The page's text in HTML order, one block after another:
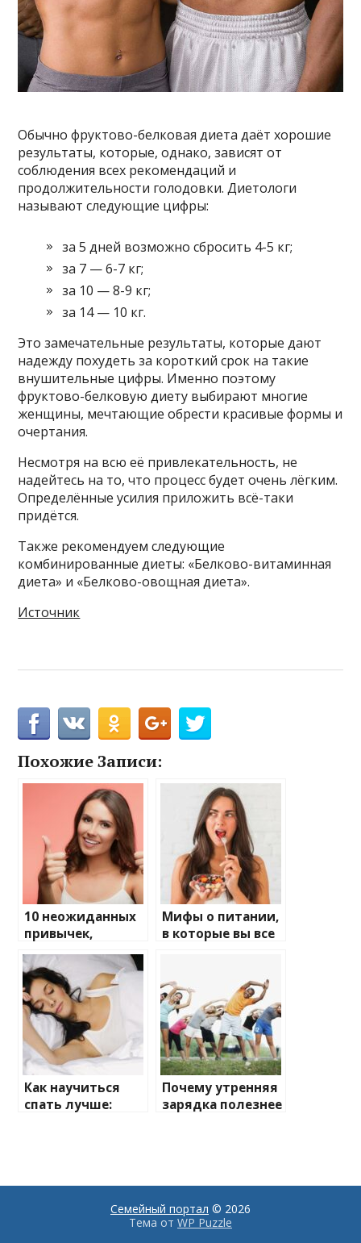
Обычно фруктово-белковая диета даёт хорошие
результаты, которые, однако, зависят от
соблюдения всех рекомендаций и
продолжительности голодовки. Диетологи
называют следующие цифры:
за 5 дней возможно сбросить 4-5 кг;
за 7 — 6-7 кг;
за 10 — 8-9 кг;
за 14 — 10 кг.
Это замечательные результаты, которые дают
надежду похудеть за короткий срок на такие
внушительные цифры. Именно поэтому
фруктово-белковую диету выбирают многие
женщины, мечтающие обрести красивые формы и
очертания.
Несмотря на всю её привлекательность, не
надейтесь на то, что процесс будет очень лёгким.
Определённые усилия приложить всё-таки
придётся.
Также рекомендуем следующие
комбинированные диеты: «Белково-витаминная
диета» и «Белково-овощная диета».
Источник
Похожие Записи:
10 неожиданных
привычек,
которые
улучшают
здоровье
Мифы о питании,
в которые вы все
Как научиться
спать лучше:
Почему утренняя
зарядка полезнее
Семейный портал © 2026
Тема от WP Puzzle